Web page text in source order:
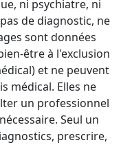
ni psychiatre, ni
de diagnostic, ne
sont données
être à l'exclusion
et ne peuvent
médical. Elles ne
un professionnel
Seul un
prescrire,